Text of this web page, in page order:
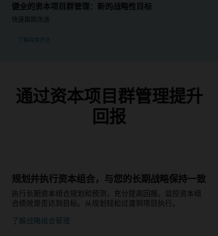
健全的资本项目群管理：新的战略性目标
快速跟踪改进
了解具体方法
通过资本项目群管理提升
回报
规划并执行资本组合，与您的长期战略保持一致
执行长期资本组合规划和预测，充分提高回报。监控资本组
合绩效是否达到目标。从规划轻松过渡到项目执行。
了解战略组合管理